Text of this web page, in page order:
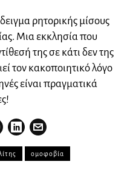
ρητορικής μίσους
Μια εκκλησία που
της σε κάτι δεν της
τον κακοποιητικό λόγο
είναι πραγματικά
ομοφοβία